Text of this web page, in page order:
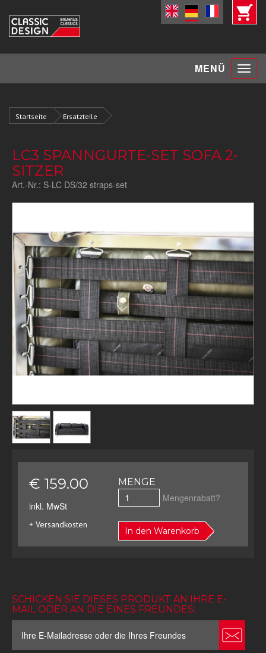
MENÜ Toggle
Startseite Ersatzteile
LC3 SPANNGURTE-SET SOFA 2-
SITZER
Art.-Nr.: S-LC DS/32 straps-set
€ 159.00
inkl. MwSt
+ Versandkosten
MENGE
Mengenrabatt?
In den Warenkorb
SCHICKEN SIE DIESES PRODUKT AN IHRE E-
MAIL ODER AN DIE EINES FREUNDES: